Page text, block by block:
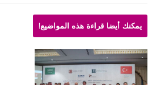
يمكنك أيضا قراءة هذه المواضيع!